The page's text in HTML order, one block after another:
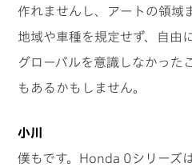
作れませんし、アートの領域
地域や車種を規定せず、自由
グローバルを意識しなかった
もあるかもしません。
小川
僕もです。Honda 0シリーズ